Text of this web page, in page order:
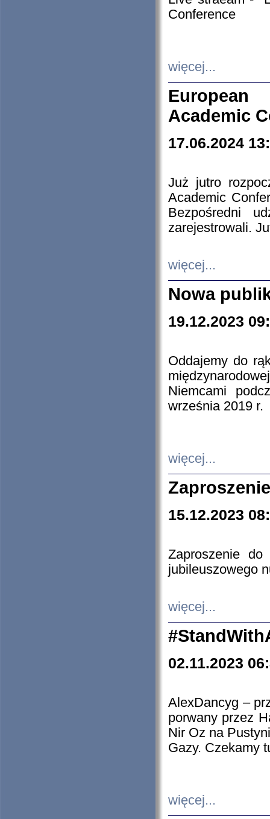
Conference
więcej...
European
Academic
17.06.2024
Już jutro
Academic
Bezpośredni
zarejestrowali.
więcej...
Nowa
19.12.2023
Oddajemy do
Niemcami
września 2019 r.
więcej...
15.12.2023
Zaproszenie do
jubileuszowego
więcej...
02.11.2023
AlexDancyg –
porwany przez
Nir Oz na
Gazy. Czekamy
więcej...